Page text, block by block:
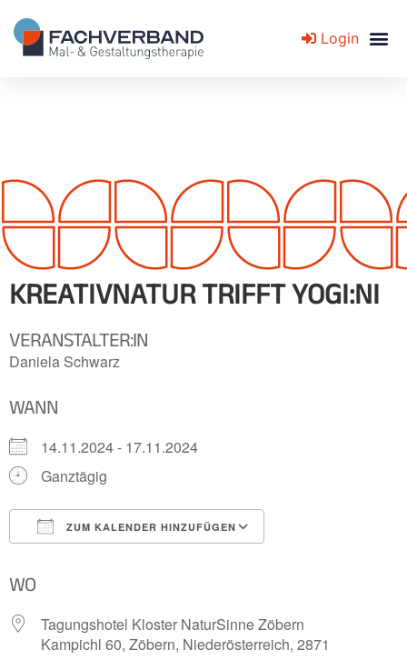
Login
KREATIVNATUR TRIFFT YOGI:NI
VERANSTALTER:IN
Daniela Schwarz
WANN
14.11.2024 - 17.11.2024
Ganztägig
ZUM KALENDER HINZUFÜGEN
WO
Tagungshotel Kloster NaturSinne Zöbern
Kampichl 60, Zöbern, Niederösterreich, 2871